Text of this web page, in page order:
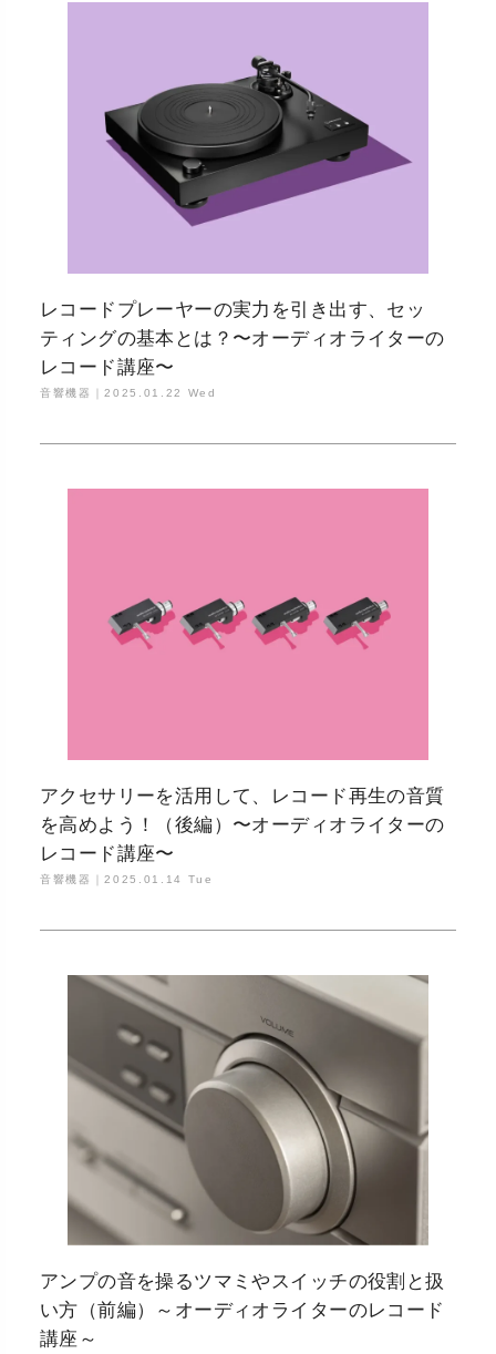
レコードプレーヤーの実力を引き出す、セッ
ティングの基本とは？〜オーディオライターの
レコード講座〜
音響機器｜2025.01.22 Wed
アクセサリーを活用して、レコード再生の音質
を高めよう！（後編）〜オーディオライターの
レコード講座〜
音響機器｜2025.01.14 Tue
アンプの音を操るツマミやスイッチの役割と扱
い方（前編）～オーディオライターのレコード
講座～